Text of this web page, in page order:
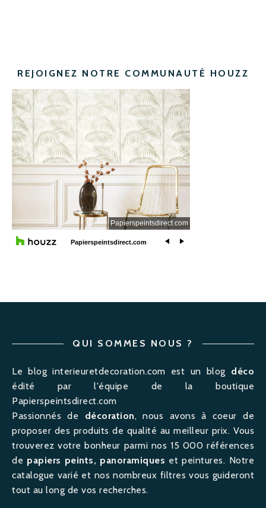
REJOIGNEZ NOTRE COMMUNAUTÉ HOUZZ
QUI SOMMES NOUS ?
Le blog interieuretdecoration.com est un blog déco
édité par l'équipe de la boutique
Papierspeintsdirect.com
Passionnés de décoration, nous avons à coeur de
proposer des produits de qualité au meilleur prix. Vous
trouverez votre bonheur parmi nos 15 000 références
de papiers peints, panoramiques et peintures. Notre
catalogue varié et nos nombreux filtres vous guideront
tout au long de vos recherches.